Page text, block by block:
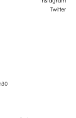
Twitter